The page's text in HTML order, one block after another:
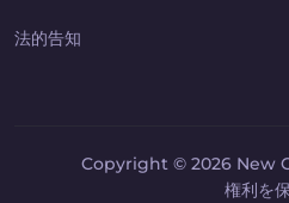
法的告知
Copyright © 2026 New
権利を